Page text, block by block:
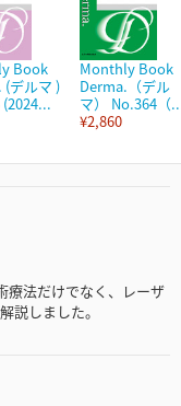
Book
(デルマ )
Monthly Book
Derma.（デル
マ） No.364（
¥2,860
療法だけでなく、レーザ
説しました。